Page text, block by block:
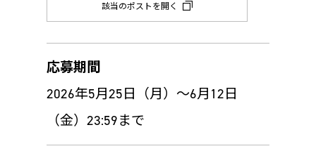
該当のポストを開く
応募期間
2026年5月25日（月）～6月12日
（金）23:59まで